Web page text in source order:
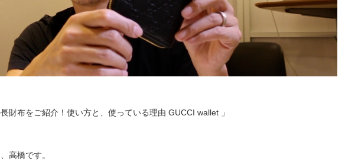
長財布をご紹介！使い方と、使っている理由 GUCCI wallet 」
高橋です。